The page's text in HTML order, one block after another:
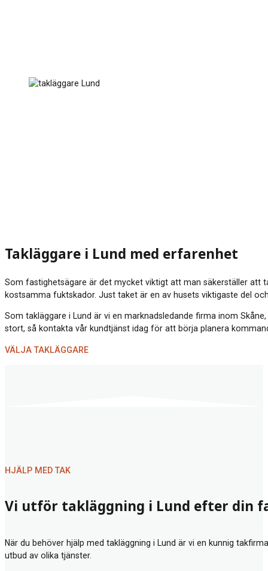
Takläggare i Lund med erfarenhet
Som fastighetsägare är det mycket viktigt att man säkerställer att
kostsamma fuktskador. Just taket är en av husets viktigaste del
Som takläggare i Lund är vi en marknadsledande firma inom
stort, så kontakta vår kundtjänst idag för att börja planera
VÄLJA TAKLÄGGARE
Vi utför takläggning i Lund efter din
När du behöver hjälp med takläggning i Lund är vi en kunnig
utbud av olika tjänster.
HJÄLP MED TAK